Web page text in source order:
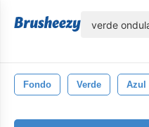
Fondo Verde Azul